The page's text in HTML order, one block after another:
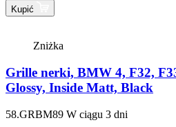
Kupić
Zniżka
Grille nerki, BMW 4, F32,
Glossy, Inside Matt, Black
58.GRBM89 W ciągu 3 dni